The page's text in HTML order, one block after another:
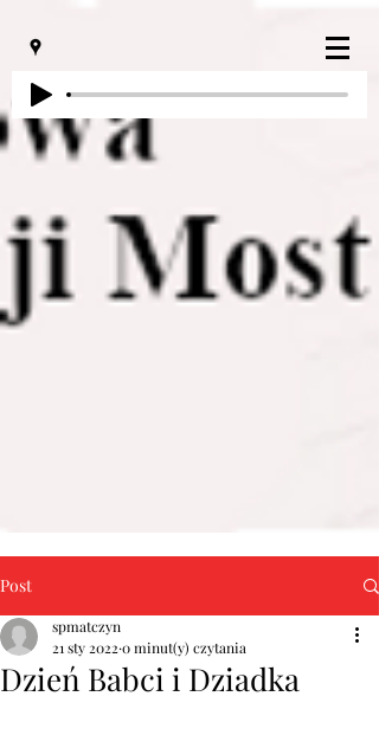
Post
Dzień Babci i Dziadka
spmatczyn
21 sty 2022 0 minut(y) czytania